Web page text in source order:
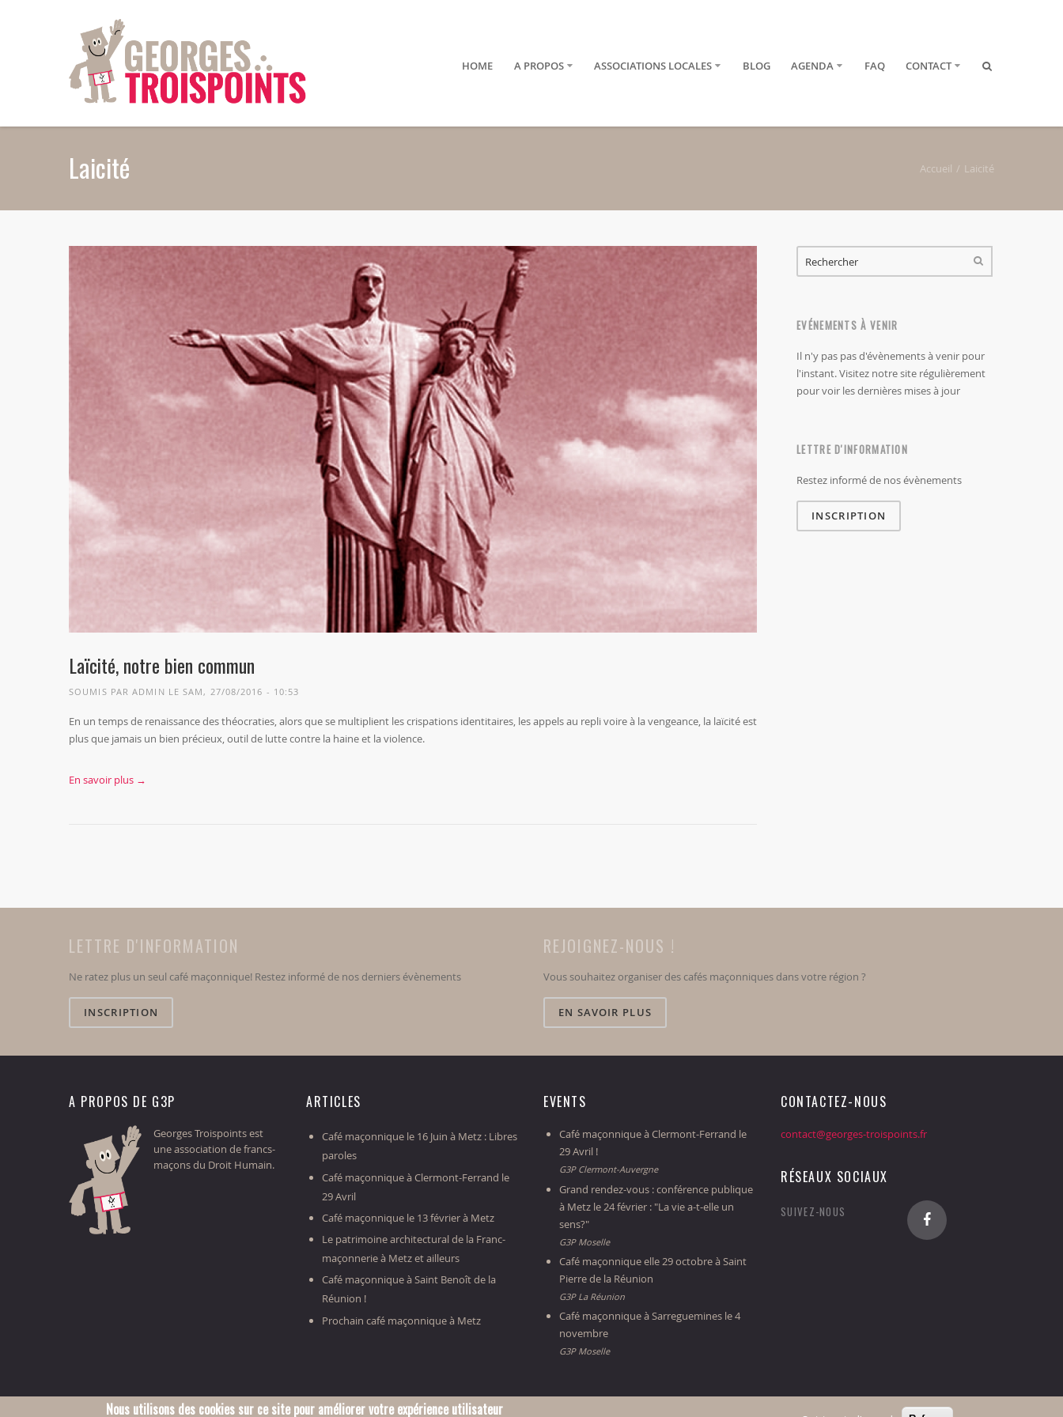
HOME A PROPOS ASSOCIATIONS LOCALES BLOG AGENDA FAQ CONTACT
Laicité Accueil Laicité
Laïcité, notre bien commun
SOUMIS PARADMIN LE SAM, 27/08/2016 - 10:53
En un temps de renaissance des théocraties, alors que se multiplient les crispations identitaires, les appels au repli voire à la vengeance, la laïcité est
plus que jamais un bien précieux, outil de lutte contre la haine et la violence.
En savoir plus →
FORMULAIRE DE RECHERCHE
EVÉNEMENTS À VENIR
Il n'y pas pas d'évènements à venir pour
l'instant. Visitez notre site régulièrement
pour voir les dernières mises à jour
LETTRE D'INFORMATION
Restez informé de nos évènements
INSCRIPTION
LETTRE D'INFORMATION
Ne ratez plus un seul café maçonnique! Restez informé de nos derniers évènements
INSCRIPTION
REJOIGNEZ-NOUS !
Vous souhaitez organiser des cafés maçonniques dans votre région ?
EN SAVOIR PLUS
A PROPOS DE G3P
Georges Troispoints est
une association de francs-
maçons du Droit Humain.
ARTICLES
Café maçonnique le 16 Juin à Metz : Libres
paroles
Café maçonnique à Clermont-Ferrand le
29 Avril
Café maçonnique le 13 février à Metz
Le patrimoine architectural de la Franc-
maçonnerie à Metz et ailleurs
Café maçonnique à Saint Benoît de la
Réunion !
Prochain café maçonnique à Metz
EVENTS
Café maçonnique à Clermont-Ferrand le
29 Avril !
G3P Clermont-Auvergne
Grand rendez-vous : conférence publique
à Metz le 24 février : "La vie a-t-elle un
sens?"
G3P Moselle
Café maçonnique elle 29 octobre à Saint
Pierre de la Réunion
G3P La Réunion
Café maçonnique à Sarreguemines le 4
novembre
G3P Moselle
CONTACTEZ-NOUS
contact@georges-troispoints.fr
RÉSEAUX SOCIAUX
SUIVEZ-NOUS
Nous utilisons des cookies sur ce site pour améliorer votre expérience utilisateur